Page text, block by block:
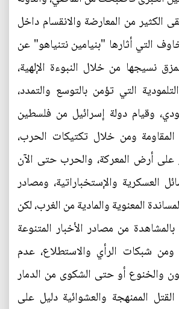
الكثير من المعارضة والانقسام داخل
التي أثارها "بنيامين نتنياهو" عن
نسيجها من خلال النبوءة الإلهية،
التي تؤمن بالتوسع والتمدد،
وقيام دولة إسرائيل من فلسطين
ومن خلال تكتيكات الحرب،
أرض المعركة، والحرب حتى الآن
العسكرية والإستخباراتية، ومصادر
المعنوية والمادية من الغرب، لكن
من مصادر الأخبار المتنوعة
ومن شبكات الرأي والاستطلاع، عدم
والخنوع أو حتى الشكوى من الدمار
الممنهجة والعشوائية دليل على